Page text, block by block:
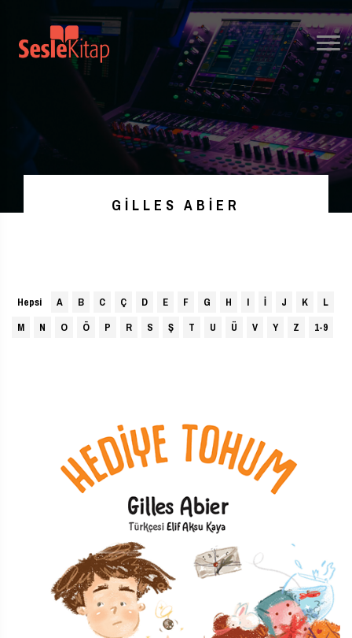
GILLES ABIER
Hepsi A B C Ç D E F G H I İ J K
L
M
N O Ö P R S Ş T U Ü V Y Z 1-9